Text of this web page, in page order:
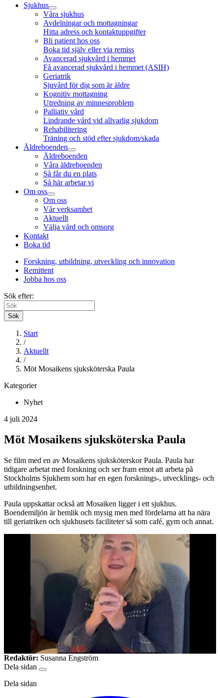
Sjukhus
Våra sjukhus
Avdelningar och mottagningar
Hitta adress och kontaktuppgifter
Bli patient hos oss
Boka tid själv eller via remiss
Avancerad sjukvård i hemmet
Få avancerad sjukvård i hemmet (ASIH)
Geriatrik
Sjuvård för dig som är äldre
Kognitiv mottagning
Utredning av minnesproblem
Palliativ vård
Lindrande vård vid allvarlig sjukdom
Rehabilitering
Träning och stöd efter sjukdom/skada
Äldreboenden
Äldreboenden
Våra äldreboenden
Så får du en plats
Så här arbetar vi
Om oss
Om oss
Vår verksamhet
Aktuellt
Välja vård och omsorg
Kontakt
Boka tid
Forskning, utbildning, utveckling och innovation
Remittent
Jobba hos oss
Sök efter:
Sök
Start
/
Aktuellt
/
Möt Mosaikens sjuksköterska Paula
Kategorier
Nyhet
4 juli 2024
Möt Mosaikens sjuksköterska Paula
Se film med en av Mosaikens sjuksköterskor Paula. Paula har
tidigare arbetat med forskning och ser fram emot att arbeta på
Stockholms Sjukhem som har en egen forsknings-, utvecklings- och
utbildningsenhet.
Paula uppskattar också att Mosaiken ligger i ett sjukhus.
Boendemiljön är hemlik och mysig men med fördelarna att ha nära
till geriatriken och sjukhusets faciliteter så som café, gym och annat.
Redaktör: Susanna Engström
Dela sidan
Dela sidan